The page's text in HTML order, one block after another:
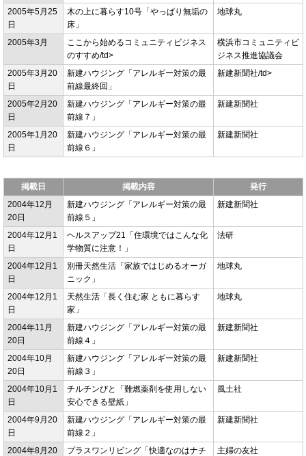
2005年5月25
日
木の上に暮らす10号「やっぱり無垢の
床」
地球丸
2005年3月
ここから始めるコミュニティビジネス
のすすめ/td>
横浜市コミュニティビ
ジネス推進協議会
2005年3月20
日
新建ハウジング「アレルギー対策の最
前線最終回」
新建新聞社/td>
2005年2月20
日
新建ハウジング「アレルギー対策の最
前線７」
新建新聞社
2005年1月20
日
新建ハウジング「アレルギー対策の最
前線６」
新建新聞社
掲載日 掲載内容
発行
2004年12月
20日
新建ハウジング「アレルギー対策の最
前線５」
新建新聞社
2004年12月1
日
ヘルスアップ21「住環境ではこんな化
学物質に注意！」
法研
2004年12月1
日
別冊天然生活「家族ではじめるオーガ
ニック」
地球丸
2004年12月1
日
天然生活「長く住む家 ともに暮らす
家」
地球丸
2004年11月
20日
新建ハウジング「アレルギー対策の最
前線４」
新建新聞社
2004年10月
20日
新建ハウジング「アレルギー対策の最
前線３」
新建新聞社
2004年10月1
日
チルチンびと「難燃薬剤を使用しない
安心できる壁紙」
風土社
2004年9月20
日
新建ハウジング「アレルギー対策の最
前線２」
新建新聞社
2004年8月20
プラスワンリビング「快適なのはナチ
主婦の友社